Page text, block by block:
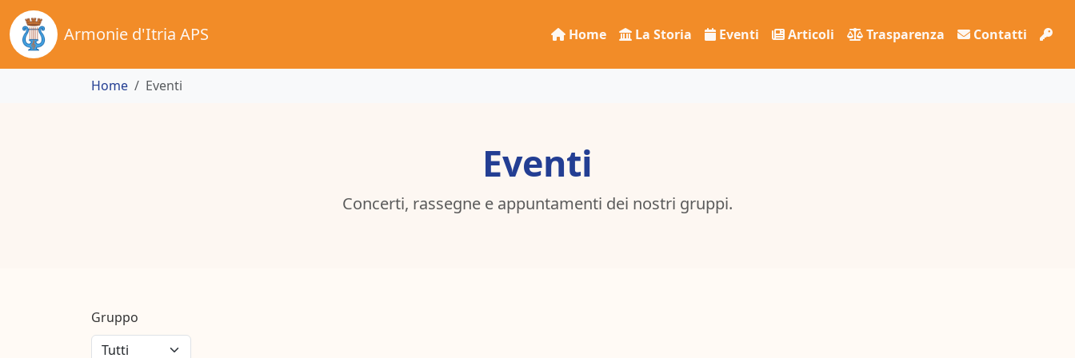
Armonie d'Itria APS Home La Storia Eventi Articoli Trasparenza Contatti
Home Eventi
Eventi
Concerti, rassegne e appuntamenti dei nostri gruppi.
Gruppo